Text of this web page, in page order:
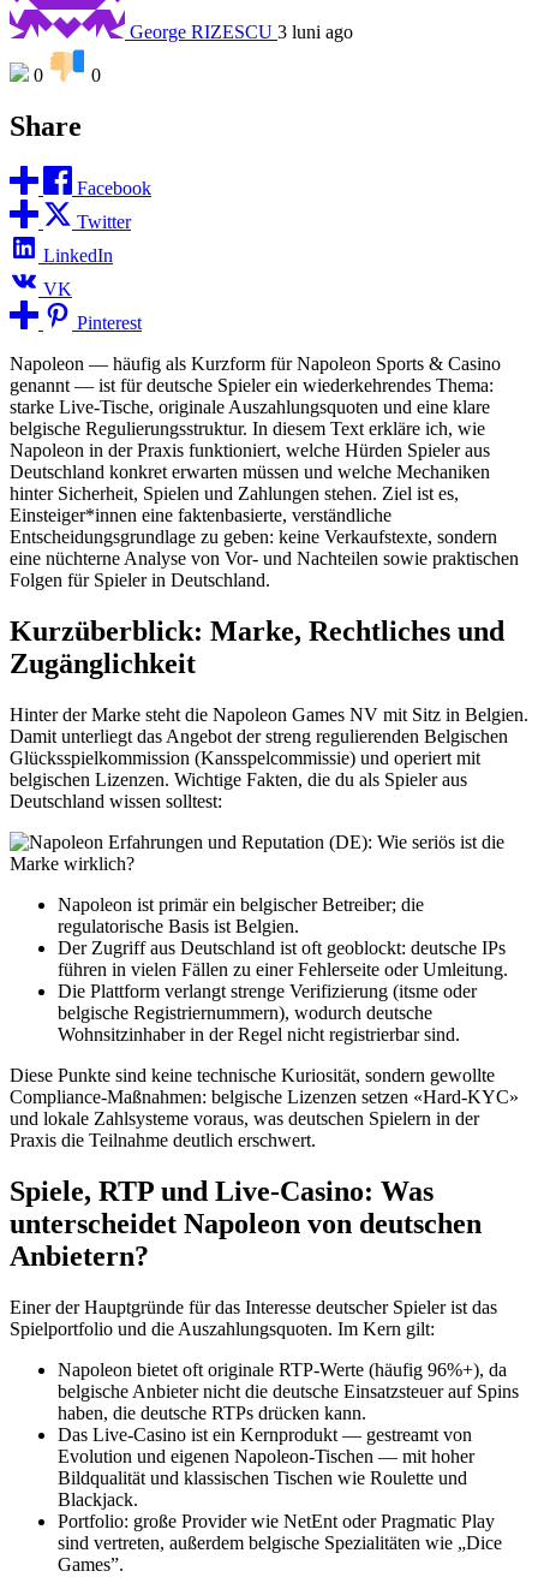
George RIZESCU 3 luni ago
0 0
Share
Facebook
Twitter
LinkedIn
VK
Pinterest
Napoleon — häufig als Kurzform für Napoleon Sports & Casino
genannt — ist für deutsche Spieler ein wiederkehrendes Thema:
starke Live-Tische, originale Auszahlungsquoten und eine klare
belgische Regulierungsstruktur. In diesem Text erkläre ich, wie
Napoleon in der Praxis funktioniert, welche Hürden Spieler aus
Deutschland konkret erwarten müssen und welche Mechaniken
hinter Sicherheit, Spielen und Zahlungen stehen. Ziel ist es,
Einsteiger*innen eine faktenbasierte, verständliche
Entscheidungsgrundlage zu geben: keine Verkaufstexte, sondern
eine nüchterne Analyse von Vor- und Nachteilen sowie praktischen
Folgen für Spieler in Deutschland.
Kurzüberblick: Marke, Rechtliches und
Zugänglichkeit
Hinter der Marke steht die Napoleon Games NV mit Sitz in Belgien.
Damit unterliegt das Angebot der streng regulierenden Belgischen
Glücksspielkommission (Kansspelcommissie) und operiert mit
belgischen Lizenzen. Wichtige Fakten, die du als Spieler aus
Deutschland wissen solltest:
Napoleon ist primär ein belgischer Betreiber; die
regulatorische Basis ist Belgien.
Der Zugriff aus Deutschland ist oft geoblockt: deutsche IPs
führen in vielen Fällen zu einer Fehlerseite oder Umleitung.
Die Plattform verlangt strenge Verifizierung (itsme oder
belgische Registriernummern), wodurch deutsche
Wohnsitzinhaber in der Regel nicht registrierbar sind.
Diese Punkte sind keine technische Kuriosität, sondern gewollte
Compliance-Maßnahmen: belgische Lizenzen setzen «Hard-KYC»
und lokale Zahlsysteme voraus, was deutschen Spielern in der
Praxis die Teilnahme deutlich erschwert.
Spiele, RTP und Live-Casino: Was
unterscheidet Napoleon von deutschen
Anbietern?
Einer der Hauptgründe für das Interesse deutscher Spieler ist das
Spielportfolio und die Auszahlungsquoten. Im Kern gilt:
Napoleon bietet oft originale RTP-Werte (häufig 96%+), da
belgische Anbieter nicht die deutsche Einsatzsteuer auf Spins
haben, die deutsche RTPs drücken kann.
Das Live-Casino ist ein Kernprodukt — gestreamt von
Evolution und eigenen Napoleon-Tischen — mit hoher
Bildqualität und klassischen Tischen wie Roulette und
Blackjack.
Portfolio: große Provider wie NetEnt oder Pragmatic Play
sind vertreten, außerdem belgische Spezialitäten wie „Dice
Games”.